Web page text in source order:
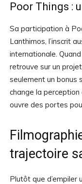
Poor Things :
Sa participation à
Lanthimos, l’inscrit
internationale.
retrouve sur un
seulement un bonus
change la perception
ouvre des portes
trajectoire
Plutôt que d’empiler